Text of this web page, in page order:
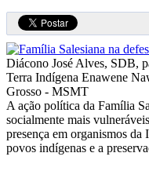
Diácono José Alves, SDB,
Terra Indígena Enawene
Grosso - MSMT
A ação política da Família
socialmente mais
presença em organismos
povos indígenas e a